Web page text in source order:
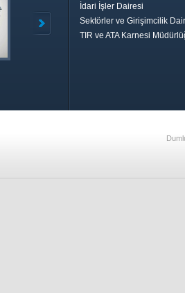
İdari İşler Dairesi
Sektörler ve Girişimcilik
TIR ve ATA Karnesi